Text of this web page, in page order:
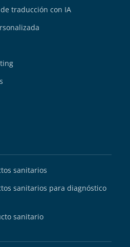
traducción con IA
sanitarios
sanitarios para diagnóstico
sanitario